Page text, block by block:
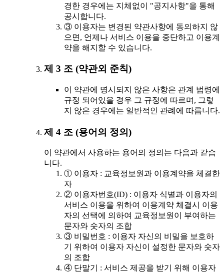
경한 경우에는 지체없이 "공지사항"을 통해
공시합니다.
③ 이용자는 변경된 약관사항에 동의하지 않
으면, 언제나 서비스 이용을 중단하고 이용계
약을 해지할 수 있습니다.
제 3 조 (약관외 준칙)
이 약관에 명시되지 않은 사항은 관계 법령에
규정 되어있을 경우 그 규정에 따르며, 그렇
지 않은 경우에는 일반적인 관례에 따릅니다.
제 4 조 (용어의 정의)
이 약관에서 사용하는 용어의 정의는 다음과 같습
니다.
① 이용자 : 교육정보원과 이용계약을 체결한
자
② 이용자번호(ID) : 이용자 식별과 이용자의
서비스 이용을 위하여 이용계약 체결시 이용
자의 선택에 의하여 교육정보원이 부여하는
문자와 숫자의 조합
③ 비밀번호 : 이용자 자신의 비밀을 보호하
기 위하여 이용자 자신이 설정한 문자와 숫자
의 조합
④ 단말기 : 서비스 제공을 받기 위해 이용자